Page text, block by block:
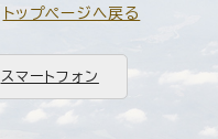
トップページへ戻る
スマートフォン